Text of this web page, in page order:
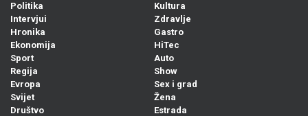
Politika
Intervjui
Hronika
Ekonomija
Sport
Regija
Evropa
Svijet
Društvo
Kultura
Zdravlje
Gastro
HiTec
Auto
Show
Sex i grad
Žena
Estrada